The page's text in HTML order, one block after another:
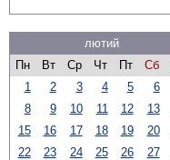
лютий
Пн
Вт Ср Чт Пт Сб
1
2 3 4 5 6
8
9 10 11 12 13
15
16 17 18 19 20
22
23 24 25 26 27